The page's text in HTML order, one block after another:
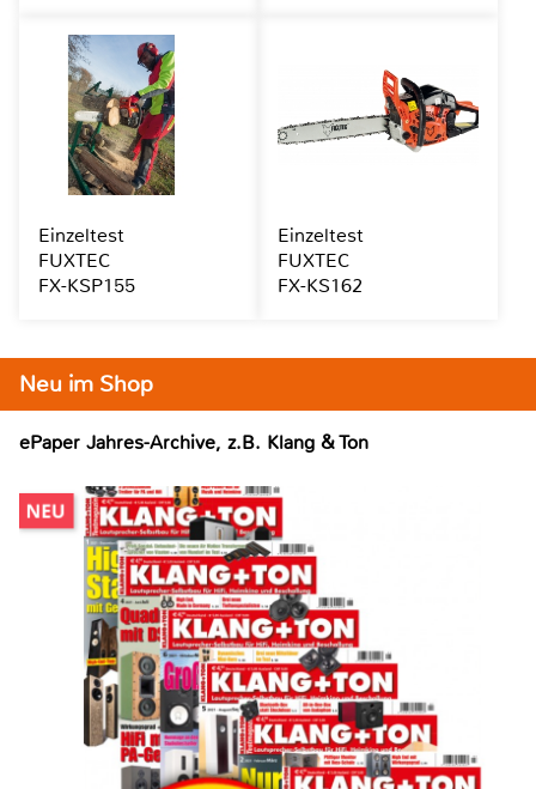
Neu im Shop
ePaper Jahres-Archive, z.B. Klang & Ton
Einzeltest
FUXTEC
FX-KSP155
Einzeltest
FUXTEC
FX-KS162